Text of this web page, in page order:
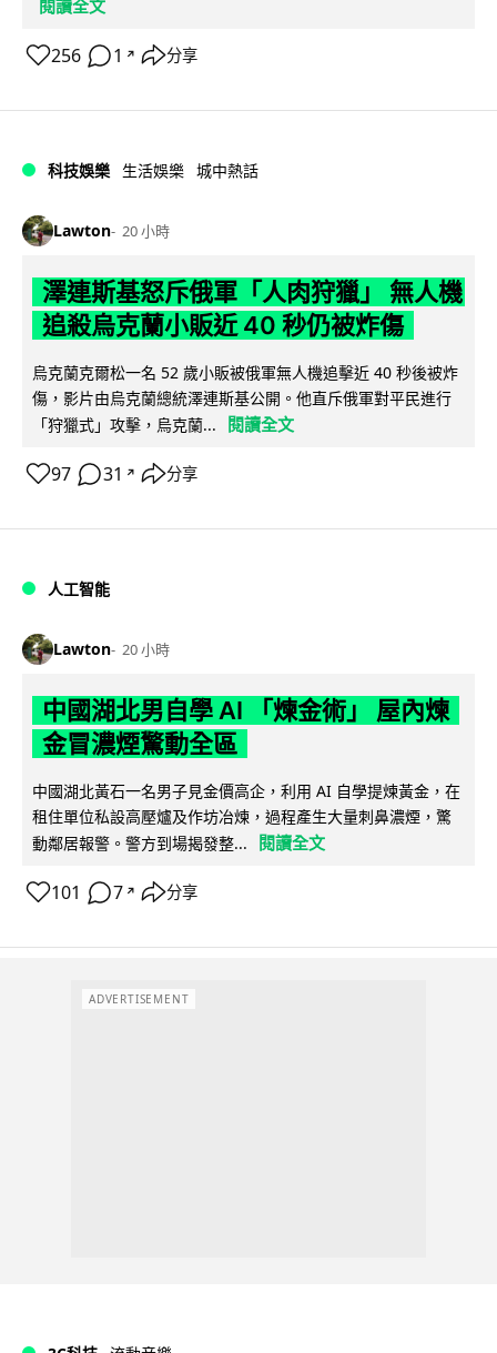
閱讀全文
256 1 ↗ 分享
科技娛樂 生活娛樂 城中熱話
Lawton 20 小時
澤連斯基怒斥俄軍「人肉狩獵」 無人機
追殺烏克蘭小販近 40 秒仍被炸傷
烏克蘭克爾松一名 52 歲小販被俄軍無人機追擊近 40 秒後被炸
傷，影片由烏克蘭總統澤連斯基公開。他直斥俄軍對平民進行
「狩獵式」攻擊，烏克蘭...
閱讀全文
97 31 ↗ 分享
人工智能
Lawton 20 小時
中國湖北男自學 AI 「煉金術」 屋內煉
金冒濃煙驚動全區
中國湖北黃石一名男子見金價高企，利用 AI 自學提煉黃金，在
租住單位私設高壓爐及作坊冶煉，過程產生大量刺鼻濃煙，驚
動鄰居報警。警方到場揭發整...
閱讀全文
101 7 ↗ 分享
ADVERTISEMENT